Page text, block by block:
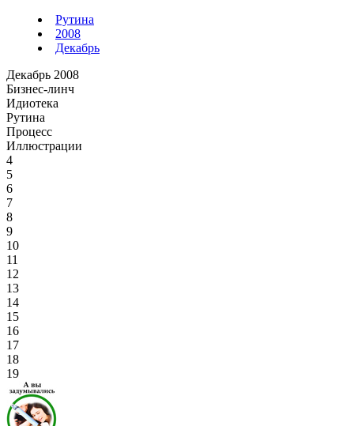
Рутина
2008
Декабрь
Декабрь 2008
Бизнес-линч
Идиотека
Рутина
Процесс
Иллюстрации
4
5
6
7
8
9
10
11
12
13
14
15
16
17
18
19